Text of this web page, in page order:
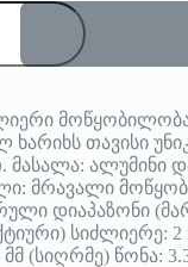
ხარიხს თავისი
ალუმინი
მრავალი
დიაპაზონი
სიძლიერე: 2
(სიღრმე) წონა: